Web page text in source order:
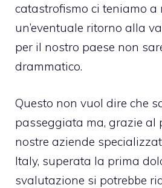
catastrofismo ci teniamo a
un’eventuale ritorno alla
per il nostro paese non
drammatico.
Questo non vuol dire che
passeggiata ma, grazie al
nostre aziende
Italy, superata la prima
svalutazione si potrebbe